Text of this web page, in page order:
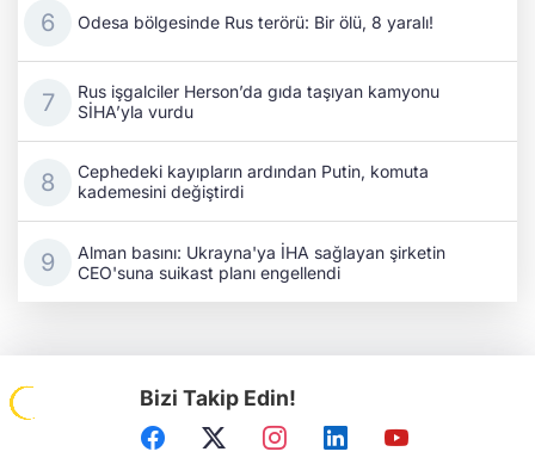
Odesa bölgesinde Rus terörü: Bir ölü, 8 yaralı!
Rus işgalciler Herson’da gıda taşıyan kamyonu
SİHA’yla vurdu
Cephedeki kayıpların ardından Putin, komuta
kademesini değiştirdi
Alman basını: Ukrayna'ya İHA sağlayan şirketin
CEO'suna suikast planı engellendi
Bizi Takip Edin!